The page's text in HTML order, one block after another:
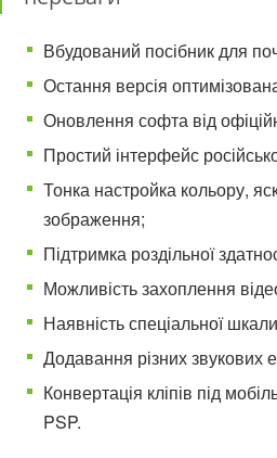
Вбудований посібник для
Остання версія
Оновлення софта від
Простий інтерфейс
Тонка настройка кольору,
зображення;
Підтримка роздільної
Можливість захоплення
Наявність спеціальної
Додавання різних звукових
Конвертація кліпів під
PSP.